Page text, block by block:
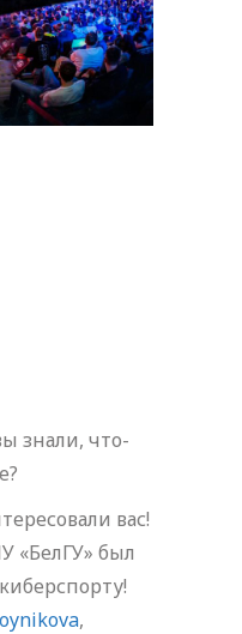
знали, что-
вас!
«БелГУ» был
,